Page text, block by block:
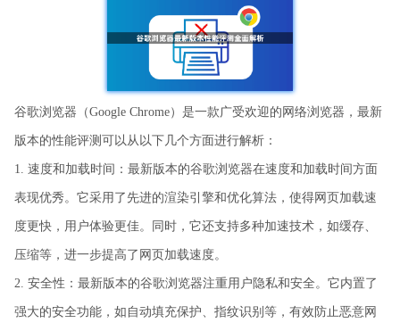
谷歌浏览器（Google Chrome）是一款广受欢迎的网络浏览器，最新
版本的性能评测可以从以下几个方面进行解析：
1. 速度和加载时间：最新版本的谷歌浏览器在速度和加载时间方面
表现优秀。它采用了先进的渲染引擎和优化算法，使得网页加载速
度更快，用户体验更佳。同时，它还支持多种加速技术，如缓存、
压缩等，进一步提高了网页加载速度。
2. 安全性：最新版本的谷歌浏览器注重用户隐私和安全。它内置了
强大的安全功能，如自动填充保护、指纹识别等，有效防止恶意网